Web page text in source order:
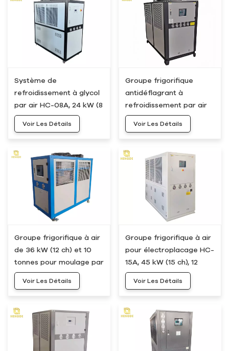
Système de
refroidissement à glycol
par air HC-08A, 24 kW (8
ch), 6 tonnes
Voir Les Détails
Groupe frigorifique
antidéflagrant à
refroidissement par air
HC-10A, 30 kW (10 ch), 8
tonnes
Voir Les Détails
Groupe frigorifique à air
de 36 kW (12 ch) et 10
tonnes pour moulage par
soufflage HC-12A
Voir Les Détails
Groupe frigorifique à air
pour électroplacage HC-
15A, 45 kW (15 ch), 12
tonnes
Voir Les Détails